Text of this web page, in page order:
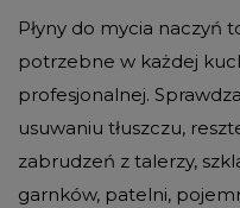
Płyny do mycia naczyń
potrzebne w każdej
profesjonalnej.
usuwaniu tłuszczu,
zabrudzeń z talerzy,
garnków, patelni,